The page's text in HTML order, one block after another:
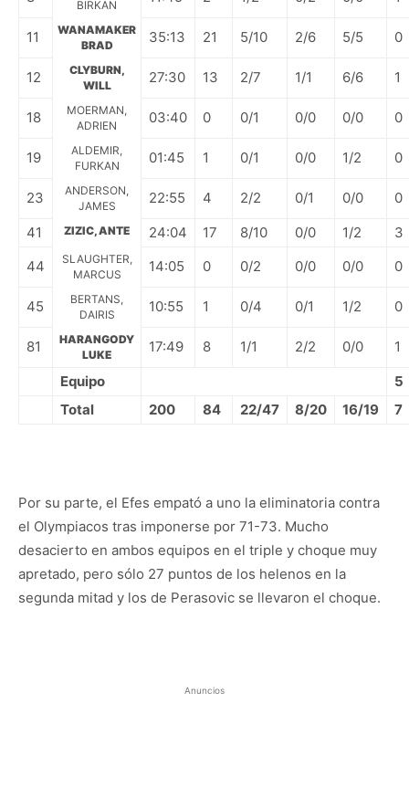
BIRKAN
11
WANAMAKER
BRAD
35:13 21 5/10 2/6 5/5 0
12
CLYBURN,
WILL
27:30 13 2/7 1/1 6/6 1
18
MOERMAN,
ADRIEN
03:40 0 0/1 0/0 0/0 0
19
ALDEMIR,
FURKAN
01:45 1 0/1 0/0 1/2 0
23
ANDERSON,
JAMES
22:55 4 2/2 0/1 0/0
0
41
ZIZIC, ANTE 24:04 17 8/10 0/0 1/2
3
44
SLAUGHTER,
MARCUS
14:05 0 0/2 0/0 0/0 0
45
BERTANS,
DAIRIS
10:55 1 0/4 0/1 1/2 0
81
HARANGODY
LUKE
17:49 8 1/1 2/2 0/0
1
Equipo
5
Total
200 84 22/47 8/20 16/19 7
Por su parte, el Efes empató a uno la eliminatoria contra
el Olympiacos tras imponerse por 71-73. Mucho
desacierto en ambos equipos en el triple y choque muy
apretado, pero sólo 27 puntos de los helenos en la
segunda mitad y los de Perasovic se llevaron el choque.
Anuncios